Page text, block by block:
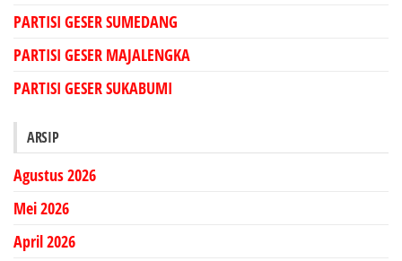
PARTISI GESER SUMEDANG
PARTISI GESER MAJALENGKA
PARTISI GESER SUKABUMI
ARSIP
Agustus 2026
Mei 2026
April 2026